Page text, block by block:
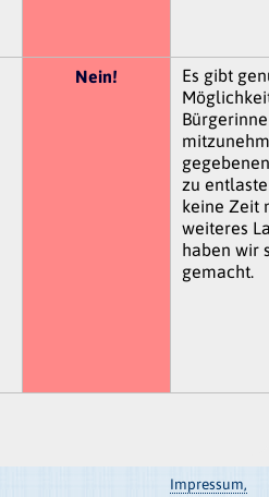
Nein!
Es gibt
zu
keine Zeit
weiteres
haben wir
gemacht.
Impressum,